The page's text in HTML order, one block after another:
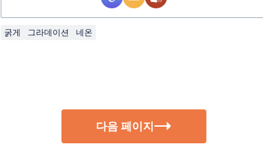
굵게 그라데이션 네온
다음 페이지